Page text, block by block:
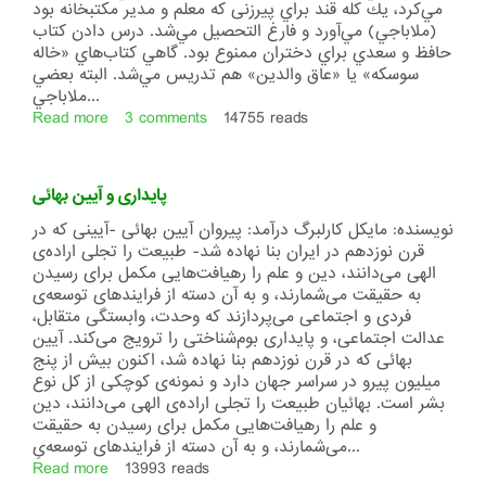
مي‌كرد، يك كله قند براي پیرزنی که معلم و مدیر مکتبخانه بود
(ملاباجي) مي‌آورد و فارغ التحصيل مي‌شد. درس دادن كتاب
حافظ و سعدي براي دختران ممنوع بود. گاهي كتاب‌هاي «خاله
سوسكه» يا «عاق والدين» هم تدريس مي‌شد. البته بعضي
ملاباجي‌...
Read more about
مدارس
دخترانه
به
شیوه
نوین
در
ایران
3 comments 14755 reads
پایداری و آیین بهائی
نویسنده: مایکل کارلبرگ درآمد: پیروان آیین بهائی -آیینی که در
قرن نوزدهم در ایران بنا نهاده شد- طبیعت را تجلی اراده‌ی
الهی می‌دانند، دین و علم را رهیافت‌هایی مکمل برای رسیدن
به حقیقت می‌شمارند، و به آن دسته از فرایندهای توسعه‌ی
فردی و اجتماعی می‌پردازند که وحدت، وابستگی متقابل،
عدالت اجتماعی، و پایداری بوم‌شناختی را ترویج می‌کند. آیین
بهائی که در قرن نوزدهم بنا نهاده شد، اکنون بیش از پنج
میلیون پیرو در سراسر جهان دارد و نمونه‌ی کوچکی از کل نوع
بشر است. بهائیان طبیعت را تجلی اراده‌ی الهی می‌دانند، دین
و علم را رهیافت‌هایی مکمل برای رسیدن به حقیقت
می‌شمارند، و به آن دسته از فرایندهای توسعه‌یِ...
Read more about
13993 reads